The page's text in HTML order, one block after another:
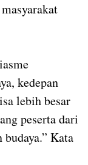
kedepan
lebih besar
peserta dari
Kata